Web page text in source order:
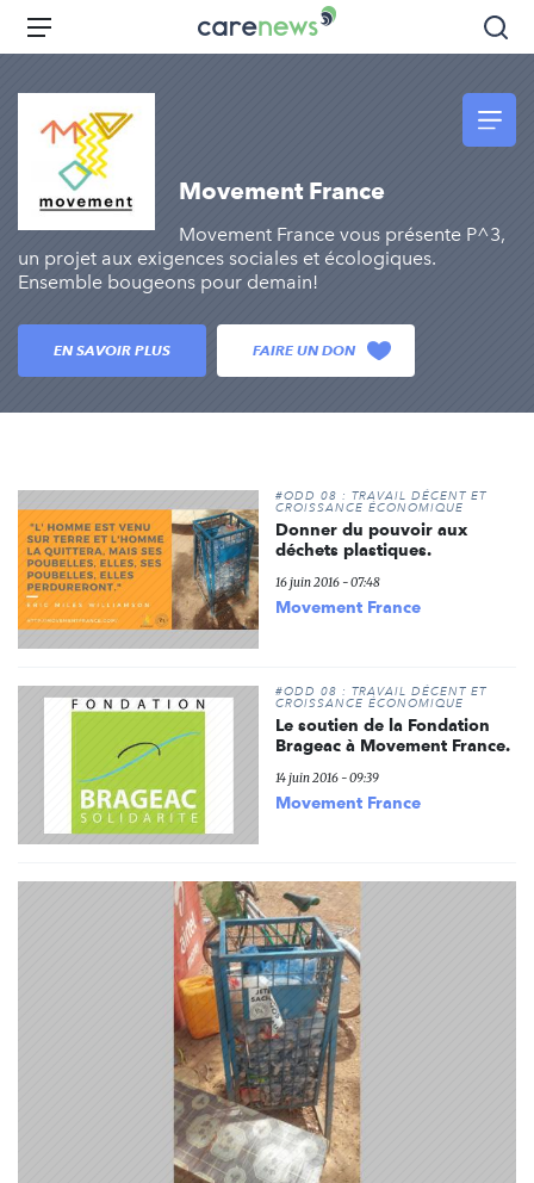
Aller
principal
Carenews,
Le
l'engagement
Menu
Movement France
Movement France vous présente P^3,
un projet aux exigences sociales et écologiques.
Ensemble bougeons pour demain!
EN SAVOIR PLUS FAIRE UN DON
#ODD 08 : TRAVAIL DÉCENT ET
CROISSANCE ÉCONOMIQUE
Donner du pouvoir aux
déchets plastiques.
16 juin 2016 - 07:48
Movement France
#ODD 08 : TRAVAIL DÉCENT ET
CROISSANCE ÉCONOMIQUE
Le soutien de la Fondation
Brageac à Movement France.
14 juin 2016 - 09:39
Movement France